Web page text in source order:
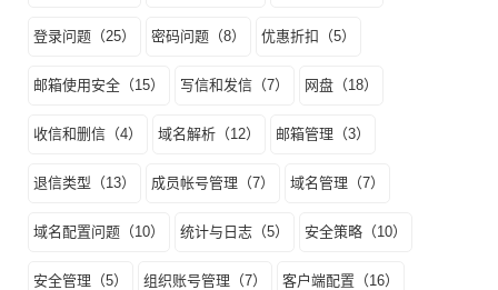
登录问题（25） 密码问题（8） 优惠折扣（5）
邮箱使用安全（15） 写信和发信（7） 网盘（18）
收信和删信（4） 域名解析（12） 邮箱管理（3）
退信类型（13） 成员帐号管理（7） 域名管理（7）
域名配置问题（10） 统计与日志（5） 安全策略（10）
安全管理（5） 组织账号管理（7） 客户端配置（16）